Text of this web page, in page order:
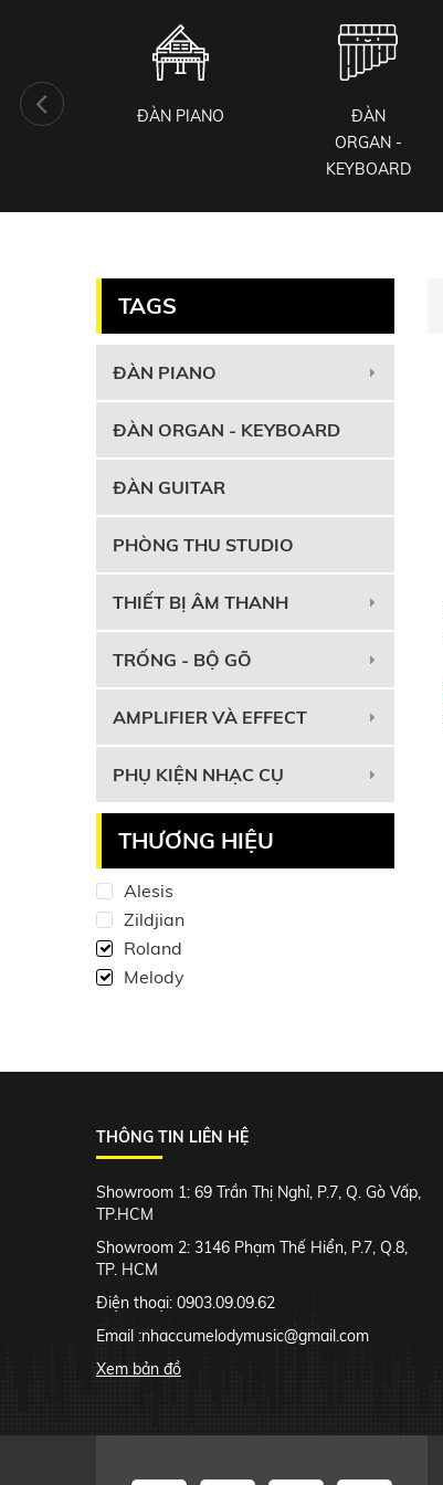
ĐÀN PIANO
ĐÀN
ORGAN -
KEYBOARD
TAGS
ĐÀN PIANO
ĐÀN ORGAN - KEYBOARD
ĐÀN GUITAR
PHÒNG THU STUDIO
THIẾT BỊ ÂM THANH
TRỐNG - BỘ GÕ
AMPLIFIER VÀ EFFECT
PHỤ KIỆN NHẠC CỤ
THƯƠNG HIỆU
Alesis
Zildjian
Roland
Melody
THÔNG TIN LIÊN HỆ
Showroom 1: 69 Trần Thị Nghỉ, P.7, Q. Gò Vấp,
TP.HCM
Showroom 2: 3146 Phạm Thế Hiển, P.7, Q.8,
TP. HCM
Điện thoại: 0903.09.09.62
Email :nhaccumelodymusic@gmail.com
Xem bản đồ